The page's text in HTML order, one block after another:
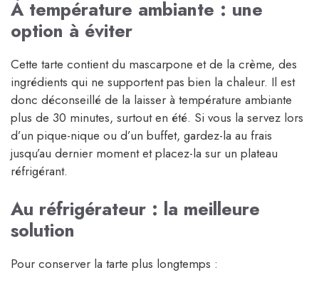
À température ambiante : une
option à éviter
Cette tarte contient du mascarpone et de la crème, des
ingrédients qui ne supportent pas bien la chaleur. Il est
donc déconseillé de la laisser à température ambiante
plus de 30 minutes, surtout en été. Si vous la servez lors
d’un pique-nique ou d’un buffet, gardez-la au frais
jusqu’au dernier moment et placez-la sur un plateau
réfrigérant.
Au réfrigérateur : la meilleure
solution
Pour conserver la tarte plus longtemps :